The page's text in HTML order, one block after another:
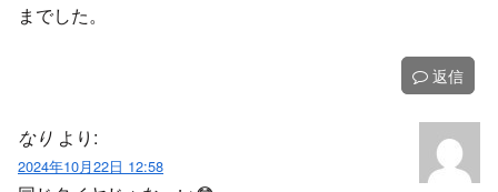
までした。
返信
なり より:
2024年10月22日 12:58